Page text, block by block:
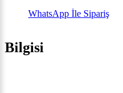
WhatsApp İle Sipariş
Bilgisi